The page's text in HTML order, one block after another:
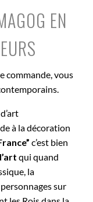
EN
commande, vous
à la décoration
c’est bien
qui quand
la
sur